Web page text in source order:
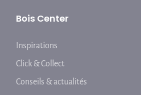
Bois Center
Inspirations
Click & Collect
Conseils & actualités